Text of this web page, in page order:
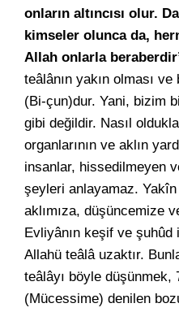
onların altıncısı olur.
kimseler olunca da,
Allah onlarla
teâlânın yakın olması
(Bi-çun)dur. Yani, bizim
gibi değildir. Nasıl
organlarının ve aklın
insanlar, hissedilmeyen
şeyleri anlayamaz.
aklımıza, düşüncemize
Evliyânın keşif ve şuhûd
Allahü teâlâ uzaktır.
teâlâyı böyle düşünmek,
(Mücessime) denilen